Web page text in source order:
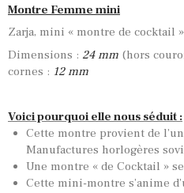
Montre Femme mini
Zarja, mini « montre de cocktail
Dimensions : 24 mm (hors
cornes : 12 mm
Voici pourquoi elle nous séduit :
Cette montre provient de
Manufactures horlogères
Une montre « de Cocktail »
Cette mini-montre s’anime